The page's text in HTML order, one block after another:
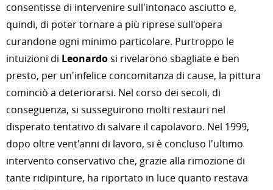
consentisse di intervenire sull'intonaco asciutto e,
quindi, di poter tornare a più riprese sull'opera
curandone ogni minimo particolare. Purtroppo le
intuizioni di Leonardosi rivelarono sbagliate e ben
presto, per un'infelice concomitanza di cause, la pittura
cominciò a deteriorarsi. Nel corso dei secoli, di
conseguenza, si susseguirono molti restauri nel
disperato tentativo di salvare il capolavoro. Nel 1999,
dopo oltre vent'anni di lavoro, si è concluso l'ultimo
intervento conservativo che, grazie alla rimozione di
tante ridipinture, ha riportato in luce quanto restava